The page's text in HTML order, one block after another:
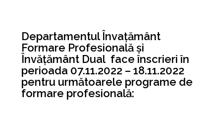
Departamentul Învațământ
Formare Profesională și
Învățământ Dual face înscrieri în
perioada 07.11.2022 – 18.11.2022
pentru următoarele programe de
formare profesională: